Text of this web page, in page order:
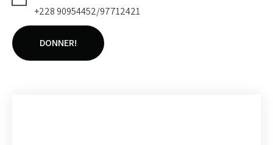
+228 90954452/97712421
DONNER!